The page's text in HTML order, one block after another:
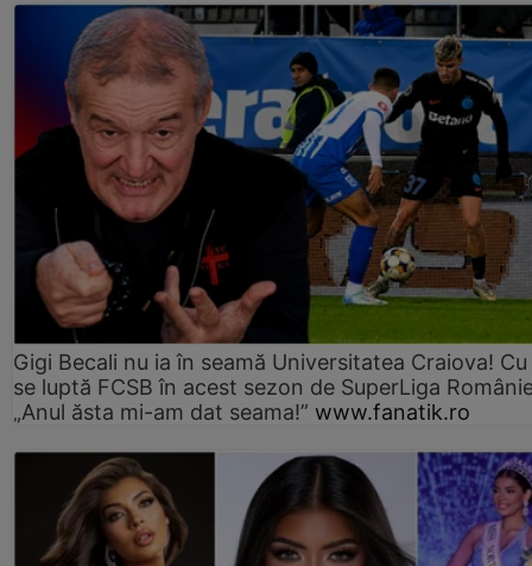
Gigi Becali nu ia în seamă Universitatea Craiova!
se luptă FCSB în acest sezon de SuperLiga
„Anul ăsta mi-am dat seama!” www.fanatik.ro